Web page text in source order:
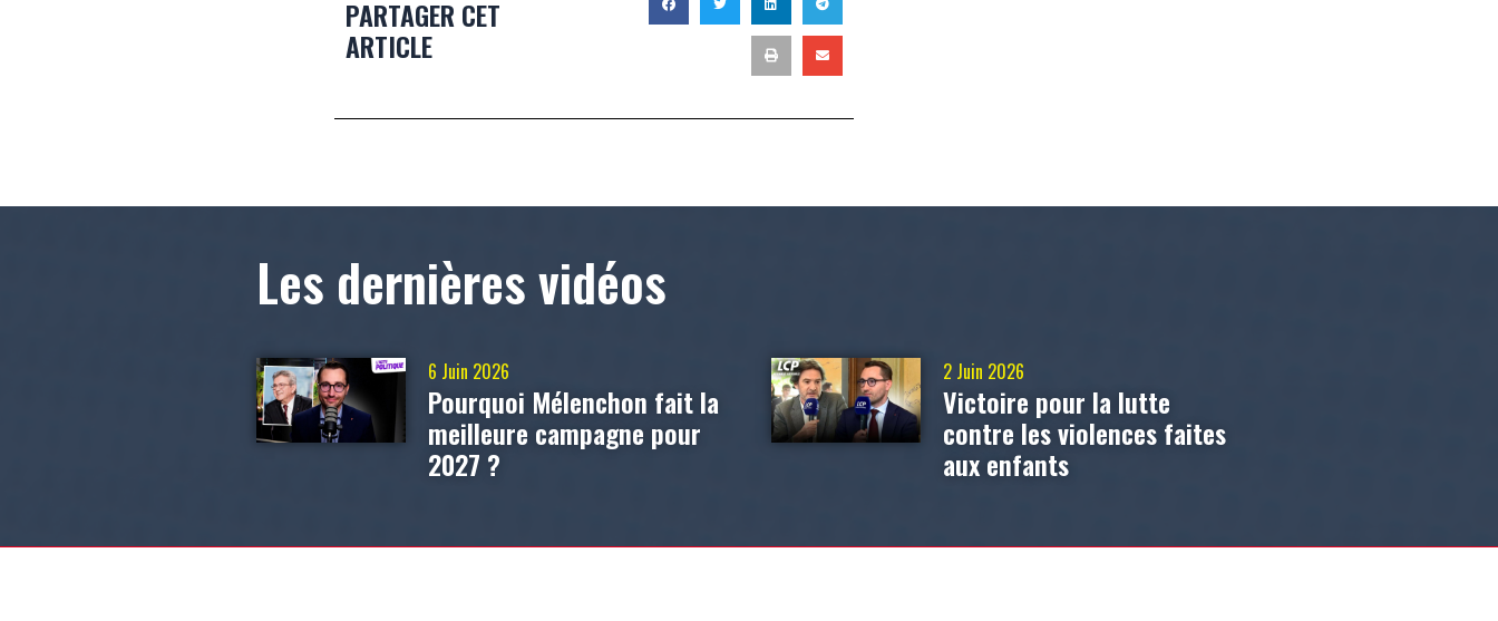
PARTAGER CET
ARTICLE
Les dernières vidéos
6 Juin 2026
Pourquoi Mélenchon fait la
meilleure campagne pour
2027 ?
2 Juin 2026
Victoire pour la lutte
contre les violences faites
aux enfants